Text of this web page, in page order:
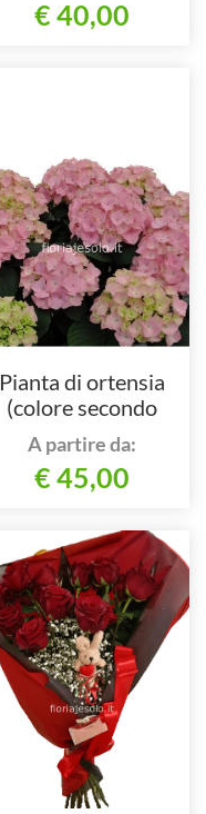
€ 40,00
Pianta di ortensia
(colore secondo
disponibilità)
A partire da:
€ 45,00